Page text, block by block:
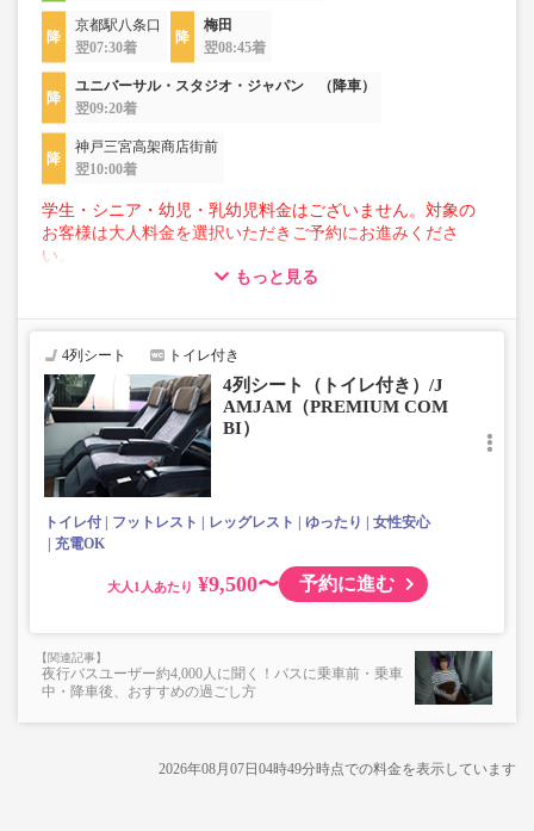
京都駅八条口
翌07:30着
梅田
翌08:45着
ユニバーサル・スタジオ・ジャパン （降車）
翌09:20着
神戸三宮高架商店街前
翌10:00着
学生・シニア・幼児・乳幼児料金はございません。対象の
お客様は大人料金を選択いただきご予約にお進みくださ
い。
■トランクにてお預かりできる荷物
・3辺合計160cm以内、かつ10kg以下のものをおひとり様1
■お預かりできない荷物（貴重品以外は車内持ち込みも不
可）
楽器・自転車（折りたたみ含む）・ボード等の大きな荷
物、壊れ物、危険物、貴重品、ペット、
上記「トランクにてお預かりできる荷物」の条件を満たさ
もっと見る
4列シート トイレ付き
4列シート（トイレ付き）/J
AMJAM（PREMIUM COM
BI）
トイレ付 フットレスト レッグレスト ゆったり
女性安心
充電OK
大人 ¥9,500〜 予約に進む
夜行バスユーザー約4,000人に聞く！バスに乗車前・乗車
中・降車後、おすすめの過ごし方
2026年08月07日04時49分時点での料金を表示しています